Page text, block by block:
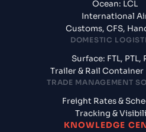
Ocean: LCL
International
Customs, CFS,
DOMESTIC
Surface: FTL, PTL,
Trailer & Rail Container
TRADE MANAGEMENT
Freight Rates &
Tracking &
KNOWLEDGE